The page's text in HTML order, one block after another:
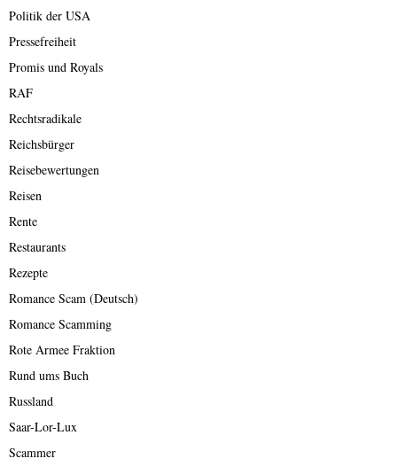
Politik der USA
Pressefreiheit
Promis und Royals
RAF
Rechtsradikale
Reichsbürger
Reisebewertungen
Reisen
Rente
Restaurants
Rezepte
Romance Scam (Deutsch)
Romance Scamming
Rote Armee Fraktion
Rund ums Buch
Russland
Saar-Lor-Lux
Scammer